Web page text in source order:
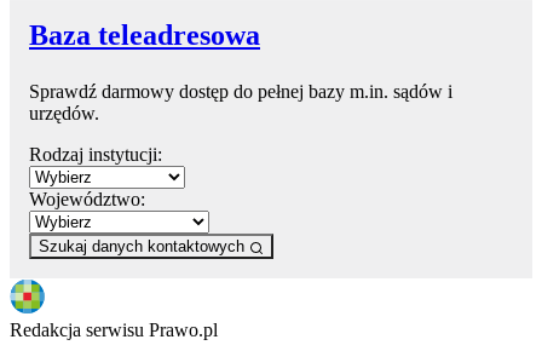
Baza teleadresowa
Sprawdź darmowy dostęp do pełnej bazy m.in. sądów i
urzędów.
Rodzaj instytucji:
Województwo:
Szukaj danych kontaktowych
Redakcja serwisu Prawo.pl